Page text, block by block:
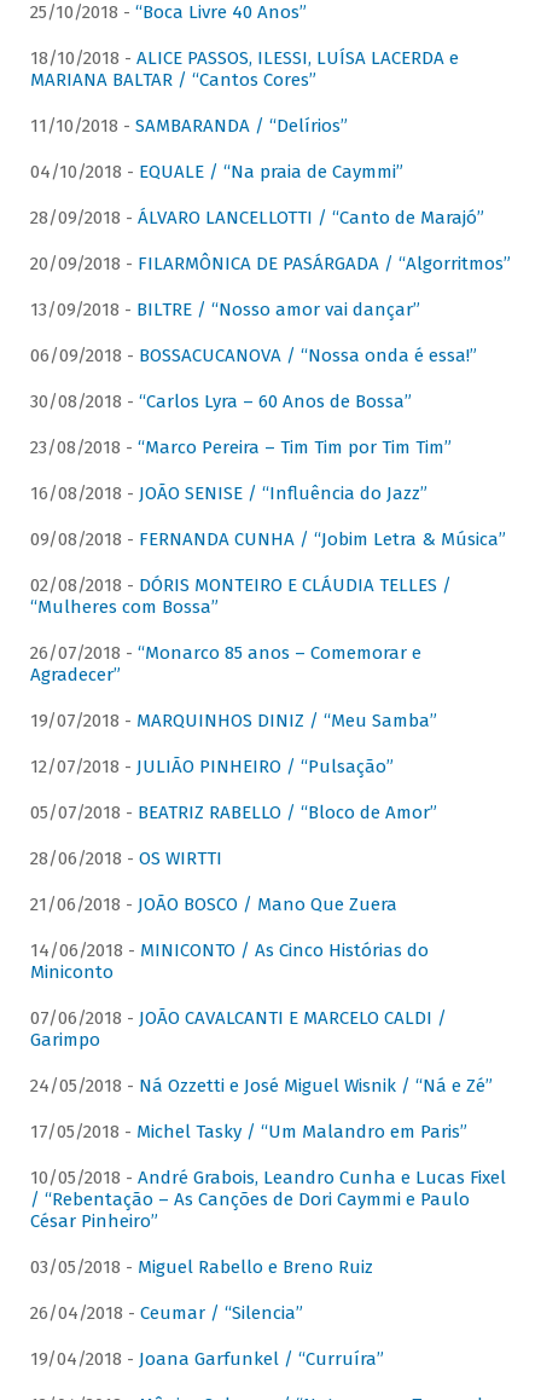
25/10/2018 - “Boca Livre 40 Anos”
18/10/2018 - ALICE PASSOS, ILESSI, LUÍSA LACERDA e
MARIANA BALTAR / “Cantos Cores”
11/10/2018 - SAMBARANDA / “Delírios”
04/10/2018 - EQUALE / “Na praia de Caymmi”
28/09/2018 - ÁLVARO LANCELLOTTI / “Canto de Marajó”
20/09/2018 - FILARMÔNICA DE PASÁRGADA / “Algorritmos”
13/09/2018 - BILTRE / “Nosso amor vai dançar”
06/09/2018 - BOSSACUCANOVA / “Nossa onda é essa!”
30/08/2018 - “Carlos Lyra – 60 Anos de Bossa”
23/08/2018 - “Marco Pereira – Tim Tim por Tim Tim”
16/08/2018 - JOÃO SENISE / “Influência do Jazz”
09/08/2018 - FERNANDA CUNHA / “Jobim Letra & Música”
02/08/2018 - DÓRIS MONTEIRO E CLÁUDIA TELLES /
“Mulheres com Bossa”
26/07/2018 - “Monarco 85 anos – Comemorar e
Agradecer”
19/07/2018 - MARQUINHOS DINIZ / “Meu Samba”
12/07/2018 - JULIÃO PINHEIRO / “Pulsação”
05/07/2018 - BEATRIZ RABELLO / “Bloco de Amor”
28/06/2018 - OS WIRTTI
21/06/2018 - JOÃO BOSCO / Mano Que Zuera
14/06/2018 - MINICONTO / As Cinco Histórias do
Miniconto
07/06/2018 - JOÃO CAVALCANTI E MARCELO CALDI /
Garimpo
24/05/2018 - Ná Ozzetti e José Miguel Wisnik / “Ná e Zé”
17/05/2018 - Michel Tasky / “Um Malandro em Paris”
10/05/2018 - André Grabois, Leandro Cunha e Lucas Fixel
/ “Rebentação – As Canções de Dori Caymmi e Paulo
César Pinheiro”
03/05/2018 - Miguel Rabello e Breno Ruiz
26/04/2018 - Ceumar / “Silencia”
19/04/2018 - Joana Garfunkel / “Curruíra”